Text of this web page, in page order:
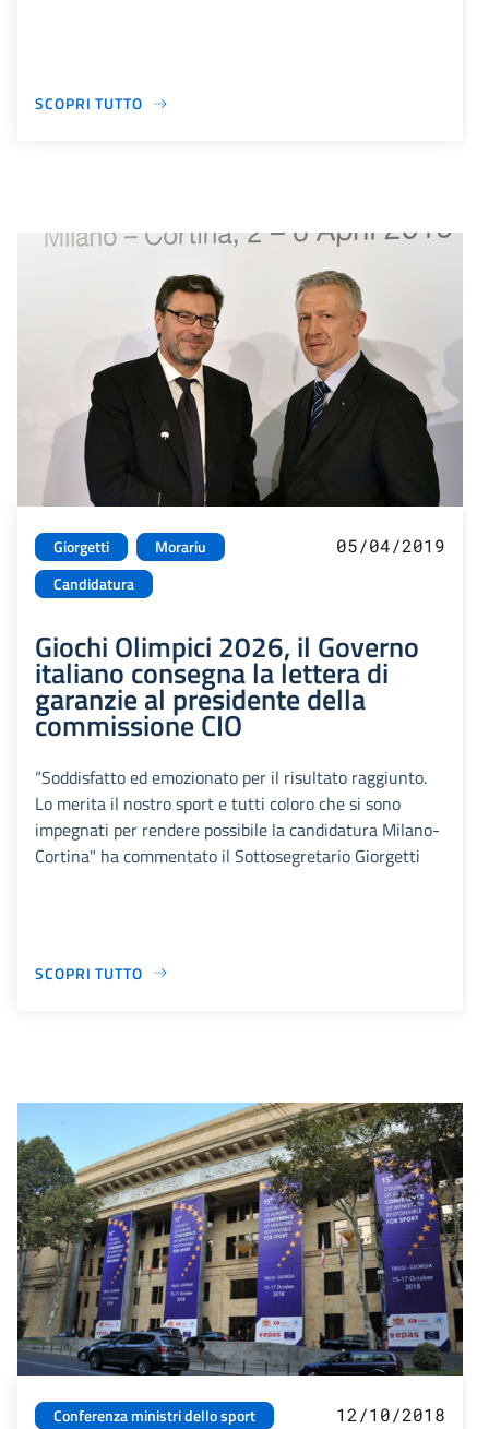
SCOPRI TUTTO
Giorgetti
Morariu
Candidatura
05/04/2019
Giochi Olimpici 2026, il Governo
italiano consegna la lettera di
garanzie al presidente della
commissione CIO
“Soddisfatto ed emozionato per il risultato raggiunto.
Lo merita il nostro sport e tutti coloro che si sono
impegnati per rendere possibile la candidatura Milano-
Cortina" ha commentato il Sottosegretario Giorgetti
SCOPRI TUTTO
Conferenza ministri dello sport
12/10/2018